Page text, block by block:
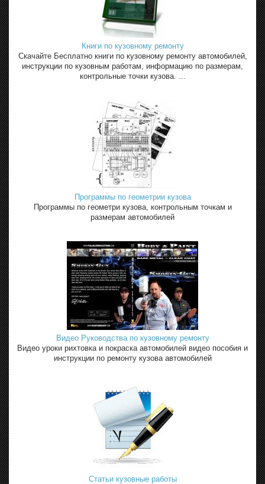
Книги по кузовному ремонту
Скачайте Бесплатно книги по кузовному ремонту автомобилей,
инструкции по кузовным работам, информацию по размерам,
контрольные точки кузова. ...
Программы по геометрии кузова
Программы по геометри кузова, контрольным точкам и
размерам автомобилей
Видео Руководства по кузовному ремонту
Видео уроки рихтовка и покраска автомобилей видео пособия и
инструкции по ремонту кузова автомобилей
Статьи кузовные работы